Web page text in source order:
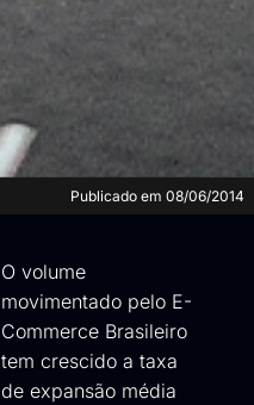
Publicado em 08/06/2014
O volume
movimentado pelo E-
Commerce Brasileiro
tem crescido a taxa
de expansão média